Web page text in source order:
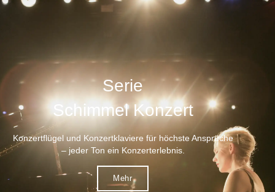
Serie
Schimmel Konzert
Konzertflügel und Konzertklaviere für höchste Ansprüche
– jeder Ton ein Konzerterlebnis.
Mehr